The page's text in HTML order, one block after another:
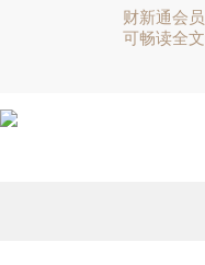
财新通会员
可畅读全文